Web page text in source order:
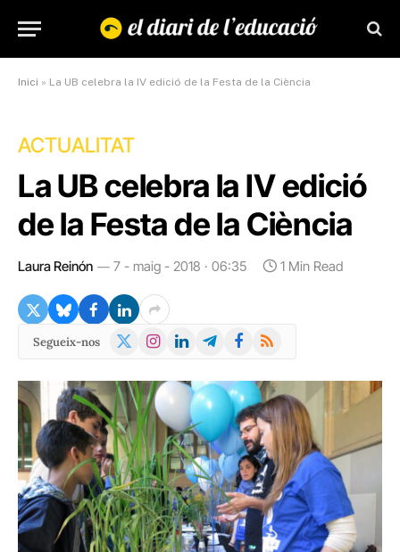
Inici » La UB celebra la IV edició de la Festa de la Ciència
ACTUALITAT
La UB celebra la IV edició
de la Festa de la Ciència
Laura Reinón 7 - maig - 2018 · 06:35 1 Min Read
Segueix-nos
X
Instagram
LinkedInTelegramFacebook
RSS